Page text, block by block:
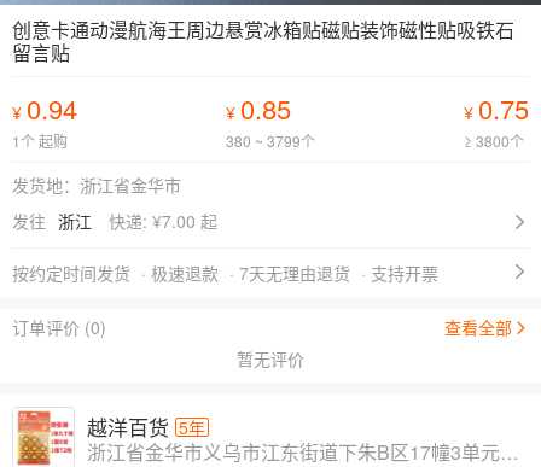
创意卡通动漫航海王周边悬赏冰箱贴磁贴装饰磁性贴吸铁石
留言贴
¥ 0.94
1个 起购
¥ 0.85
380 ~ 3799个
¥ 0.75
≥ 3800个
发货地：浙江省金华市
发往 浙江 快递: ¥7.00 起
按约定时间发货 · 极速退款 · 7天无理由退货 · 支持开票
订单评价 (0)
查看全部
暂无评价
越洋百货 5年
浙江省金华市义乌市江东街道下朱B区17幢3单元403室